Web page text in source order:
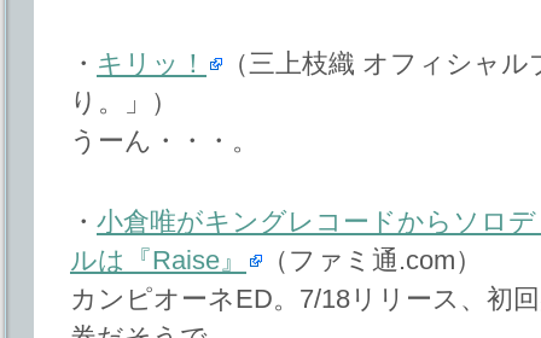
・ キリッ！
（三上枝織 オフィシャ
り。」）
うーん・・・。
・ 小倉唯がキングレコードからソロ
ルは『Raise』
（ファミ通.com）
カンピオーネED。7/18リリース、初